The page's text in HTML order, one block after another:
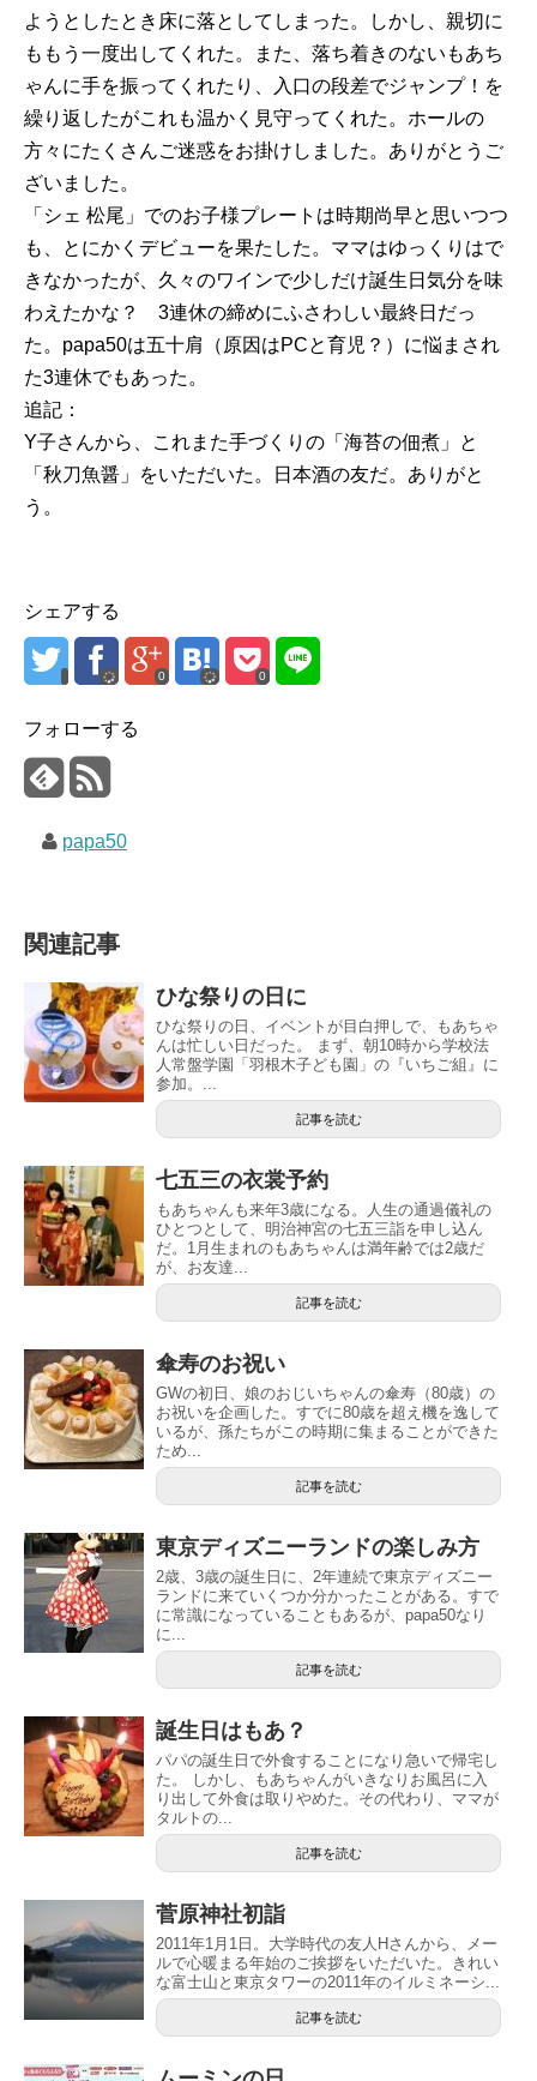
ようとしたとき床に落としてしまった。しかし、親切に
ももう一度出してくれた。また、落ち着きのないもあち
ゃんに手を振ってくれたり、入口の段差でジャンプ！を
繰り返したがこれも温かく見守ってくれた。ホールの
方々にたくさんご迷惑をお掛けしました。ありがとうご
ざいました。
「シェ 松尾」でのお子様プレートは時期尚早と思いつつ
も、とにかくデビューを果たした。ママはゆっくりはで
きなかったが、久々のワインで少しだけ誕生日気分を味
わえたかな？ 3連休の締めにふさわしい最終日だっ
た。papa50は五十肩（原因はPCと育児？）に悩まされ
た3連休でもあった。
追記：
Y子さんから、これまた手づくりの「海苔の佃煮」と
「秋刀魚醤」をいただいた。日本酒の友だ。ありがと
う。
シェアする
0 0
フォローする
papa50
関連記事
ひな祭りの日に
ひな祭りの日、イベントが目白押しで、もあちゃ
んは忙しい日だった。 まず、朝10時から学校法
人常盤学園「羽根木子ども園」の『いちご組』に
参加。...
記事を読む
七五三の衣裳予約
もあちゃんも来年3歳になる。人生の通過儀礼の
ひとつとして、明治神宮の七五三詣を申し込ん
だ。1月生まれのもあちゃんは満年齢では2歳だ
が、お友達...
記事を読む
傘寿のお祝い
GWの初日、娘のおじいちゃんの傘寿（80歳）の
お祝いを企画した。すでに80歳を超え機を逸して
いるが、孫たちがこの時期に集まることができた
ため...
記事を読む
東京ディズニーランドの楽しみ方
2歳、3歳の誕生日に、2年連続で東京ディズニー
ランドに来ていくつか分かったことがある。すで
に常識になっていることもあるが、papa50なり
に...
記事を読む
誕生日はもあ？
パパの誕生日で外食することになり急いで帰宅し
た。 しかし、もあちゃんがいきなりお風呂に入
り出して外食は取りやめた。その代わり、ママが
タルトの...
記事を読む
菅原神社初詣
2011年1月1日。大学時代の友人Hさんから、メー
ルで心暖まる年始のご挨拶をいただいた。きれい
な富士山と東京タワーの2011年のイルミネーシ...
記事を読む